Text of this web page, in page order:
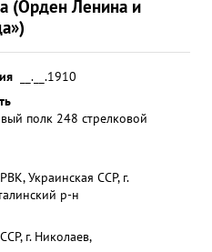
(Орден Ленина и
__.__.1910
полк 248 стрелковой
Украинская ССР, г.
р-н
г. Николаев,